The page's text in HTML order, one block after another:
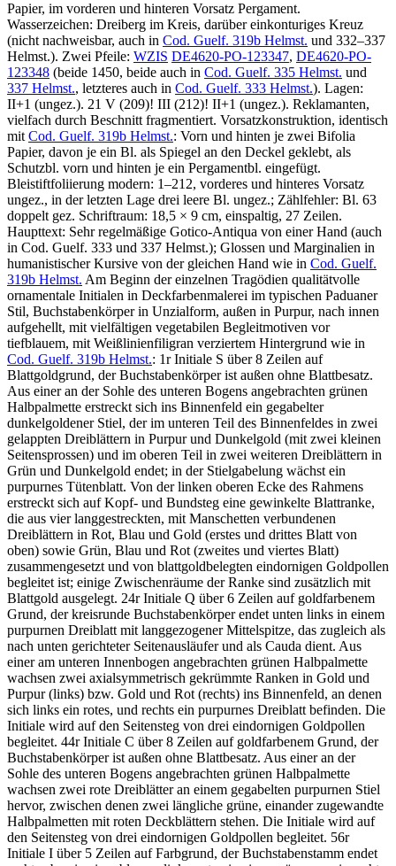
Papier, im vorderen und hinteren Vorsatz Pergament.
Wasserzeichen: Dreiberg im Kreis, darüber einkonturiges Kreuz
(nicht nachweisbar, auch in Cod. Guelf. 319b Helmst. und 332–337
Helmst.). Zwei Pfeile: WZIS DE4620-PO-123347, DE4620-PO-
123348 (beide 1450, beide auch in Cod. Guelf. 335 Helmst. und
337 Helmst., letzteres auch in Cod. Guelf. 333 Helmst.). Lagen:
II+1 (ungez.). 21 V (209)! III (212)! II+1 (ungez.). Reklamanten,
vielfach durch Beschnitt fragmentiert. Vorsatzkonstruktion, identisch
mit Cod. Guelf. 319b Helmst.: Vorn und hinten je zwei Bifolia
Papier, davon je ein Bl. als Spiegel an den Deckel geklebt, als
Schutzbl. vorn und hinten je ein Pergamentbl. eingefügt.
Bleistiftfoliierung modern: 1–212, vorderes und hinteres Vorsatz
ungez., in der letzten Lage drei leere Bl. ungez.; Zählfehler: Bl. 63
doppelt gez. Schriftraum: 18,5 × 9 cm, einspaltig, 27 Zeilen.
Haupttext: Sehr regelmäßige Gotico-Antiqua von einer Hand (auch
in Cod. Guelf. 333 und 337 Helmst.); Glossen und Marginalien in
humanistischer Kursive von der gleichen Hand wie in Cod. Guelf.
319b Helmst. Am Beginn der einzelnen Tragödien qualitätvolle
ornamentale Initialen in Deckfarbenmalerei im typischen Paduaner
Stil, Buchstabenkörper in Unzialform, außen in Purpur, nach innen
aufgehellt, mit vielfältigen vegetabilen Begleitmotiven vor
tiefblauem, mit Weißlinienfiligran verziertem Hintergrund wie in
Cod. Guelf. 319b Helmst.: 1r Initiale S über 8 Zeilen auf
Blattgoldgrund, der Buchstabenkörper ist außen ohne Blattbesatz.
Aus einer an der Sohle des unteren Bogens angebrachten grünen
Halbpalmette erstreckt sich ins Binnenfeld ein gegabelter
dunkelgoldener Stiel, der im unteren Teil des Binnenfeldes in zwei
gelappten Dreiblättern in Purpur und Dunkelgold (mit zwei kleinen
Seitensprossen) und im oberen Teil in zwei weiteren Dreiblättern in
Grün und Dunkelgold endet; in der Stielgabelung wächst ein
purpurnes Tütenblatt. Von der linken oberen Ecke des Rahmens
erstreckt sich auf Kopf- und Bundsteg eine gewinkelte Blattranke,
die aus vier langgestreckten, mit Manschetten verbundenen
Dreiblättern in Rot, Blau und Gold (erstes und drittes Blatt von
oben) sowie Grün, Blau und Rot (zweites und viertes Blatt)
zusammengesetzt und von blattgoldbelegten eindornigen Goldpollen
begleitet ist; einige Zwischenräume der Ranke sind zusätzlich mit
Blattgold ausgelegt. 24r Initiale Q über 6 Zeilen auf goldfarbenem
Grund, der kreisrunde Buchstabenkörper endet unten links in einem
purpurnen Dreiblatt mit langgezogener Mittelspitze, das zugleich als
nach unten gerichteter Seitenausläufer und als Cauda dient. Aus
einer am unteren Innenbogen angebrachten grünen Halbpalmette
wachsen zwei axialsymmetrisch gekrümmte Ranken in Gold und
Purpur (links) bzw. Gold und Rot (rechts) ins Binnenfeld, an denen
sich links ein rotes, und rechts ein purpurnes Dreiblatt befinden. Die
Initiale wird auf den Seitensteg von drei eindornigen Goldpollen
begleitet. 44r Initiale C über 8 Zeilen auf goldfarbenem Grund, der
Buchstabenkörper ist außen ohne Blattbesatz. Aus einer an der
Sohle des unteren Bogens angebrachten grünen Halbpalmette
wachsen zwei rote Dreiblätter an einem gegabelten purpurnen Stiel
hervor, zwischen denen zwei längliche grüne, einander zugewandte
Halbpalmetten mit roten Deckblättern stehen. Die Initiale wird auf
den Seitensteg von drei eindornigen Goldpollen begleitet. 56r
Initiale I über 5 Zeilen auf Farbgrund, der Buchstabenstamm endet